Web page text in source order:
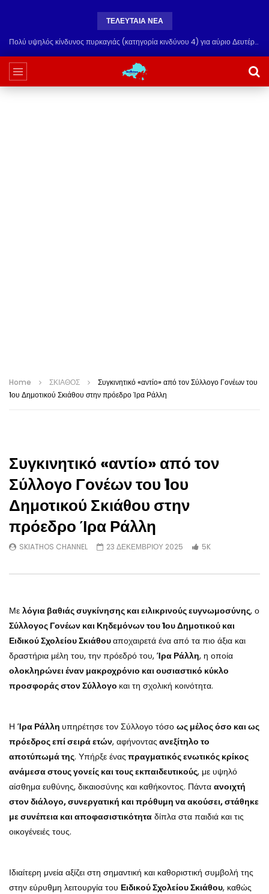
ΤΕΛΕΥΤΑΙΑ ΝΕΑ
Πολύ υψηλός κίνδυνος πυρκαγιάς (κατηγορία κινδύνου 4) για αύριο Δευτέρα 10 Αυγούστου
Home ΣΚΙΑΘΟΣ
Συγκινητικό «αντίο» από τον Σύλλογο Γονέων του
1ου Δημοτικού Σκιάθου στην πρόεδρο Ίρα Ράλλη
Συγκινητικό «αντίο» από τον
Σύλλογο Γονέων του 1ου
Δημοτικού Σκιάθου στην
πρόεδρο Ίρα Ράλλη
SKIATHOS CHANNEL 23 ΔΕΚΕΜΒΡΙΟΥ 2025 5K
Με λόγια βαθιάς συγκίνησης και ειλικρινούς ευγνωμοσύνης, ο
Σύλλογος Γονέων και Κηδεμόνων του 1ου Δημοτικού και
Ειδικού Σχολείου Σκιάθουαποχαιρετά ένα από τα πιο άξια και
δραστήρια μέλη του, την πρόεδρό του, Ίρα Ράλλη, η οποία
ολοκληρώνει έναν μακροχρόνιο και ουσιαστικό κύκλο
προσφοράς στον Σύλλογο και τη σχολική κοινότητα.
Η Ίρα Ράλλη υπηρέτησε τον Σύλλογο τόσο ως μέλος όσο και ως
πρόεδρος επί σειρά ετών, αφήνονταςανεξίτηλο το
αποτύπωμά της. Υπήρξε έναςπραγματικός ενωτικός κρίκος
ανάμεσα στους γονείς και τους εκπαιδευτικούς, με υψηλό
αίσθημα ευθύνης, δικαιοσύνης και καθήκοντος. Πάντα ανοιχτή
στον διάλογο, συνεργατική και πρόθυμη να ακούσει, στάθηκε
με συνέπεια και αποφασιστικότητα δίπλα στα παιδιά και τις
οικογένειές τους.
Ιδιαίτερη μνεία αξίζει στη σημαντική και καθοριστική συμβολή της
στην εύρυθμη λειτουργία του Ειδικού Σχολείου Σκιάθου, καθώς